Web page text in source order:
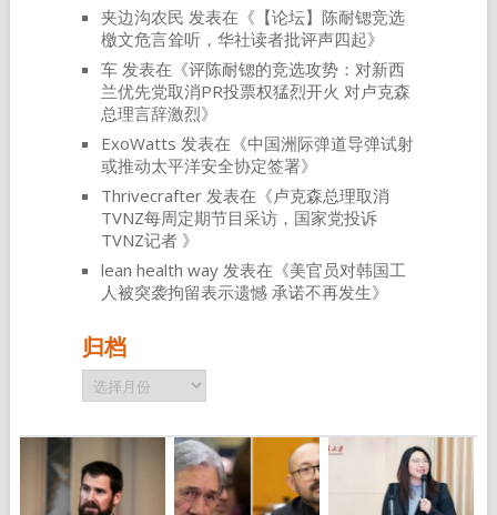
夹边沟农民 发表在《 【论坛】陈耐锶竞选
檄文危言耸听，华社读者批评声四起》
车发表在《评陈耐锶的竞选攻势：对新西
兰优先党取消PR投票权猛烈开火 对卢克森
总理言辞激烈》
ExoWatts 发表在《中国洲际弹道导弹试射
或推动太平洋安全协定签署》
Thrivecrafter发表在《卢克森总理取消
TVNZ每周定期节目采访，国家党投诉
TVNZ记者 》
lean health way发表在《美官员对韩国工
人被突袭拘留表示遗憾 承诺不再发生》
归档
归
档